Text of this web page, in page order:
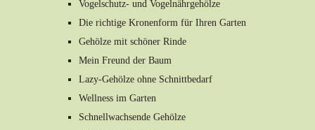
Vogelschutz- und Vogelnährgehölze
Die richtige Kronenform für Ihren Garten
Gehölze mit schöner Rinde
Mein Freund der Baum
Lazy-Gehölze ohne Schnittbedarf
Wellness im Garten
Schnellwachsende Gehölze